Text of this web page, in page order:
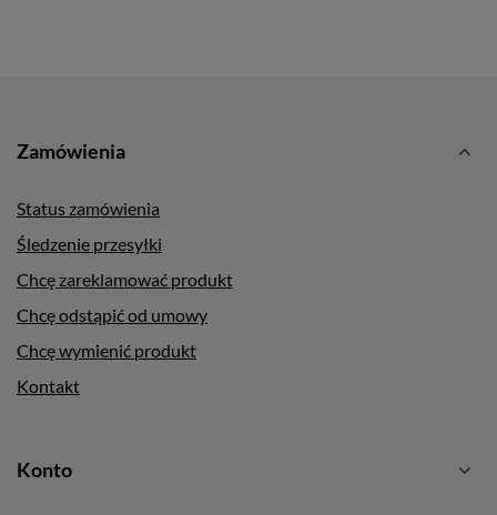
Zamówienia
Status zamówienia
Śledzenie przesyłki
Chcę zareklamować produkt
Chcę odstąpić od umowy
Chcę wymienić produkt
Kontakt
Konto